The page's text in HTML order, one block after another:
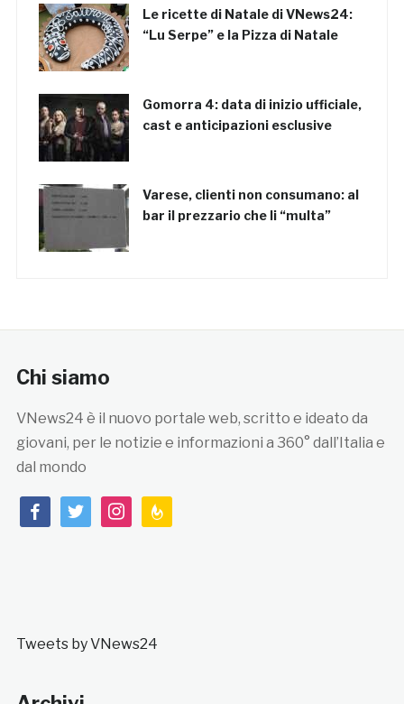
Le ricette di Natale di VNews24:
“Lu Serpe” e la Pizza di Natale
Gomorra 4: data di inizio ufficiale,
cast e anticipazioni esclusive
Varese, clienti non consumano: al
bar il prezzario che li “multa”
Chi siamo
VNews24 è il nuovo portale web, scritto e ideato da
giovani, per le notizie e informazioni a 360° dall’Italia e
dal mondo
facebooktwitterinstagramfeedburner
Tweets by VNews24